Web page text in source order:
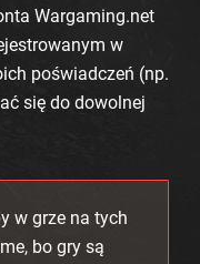
Wargaming.net
w
poświadczeń (np.
się do dowolnej
w grze na tych
bo gry są